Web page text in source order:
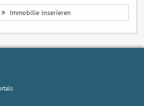
Immobilie inserieren